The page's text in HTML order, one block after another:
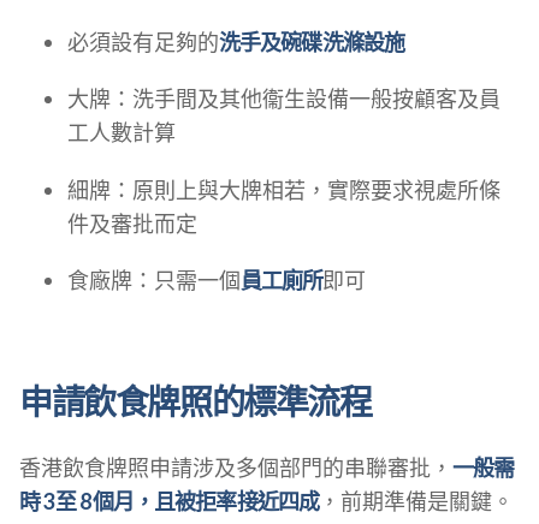
必須設有足夠的洗手及碗碟洗滌設施
大牌：洗手間及其他衞生設備一般按顧客及員
工人數計算
細牌：原則上與大牌相若，實際要求視處所條
件及審批而定
食廠牌：只需一個員工廁所即可
申請飲食牌照的標準流程
香港飲食牌照申請涉及多個部門的串聯審批， 一般需
時 3 至 8 個月，且被拒率接近四成，前期準備是關鍵。